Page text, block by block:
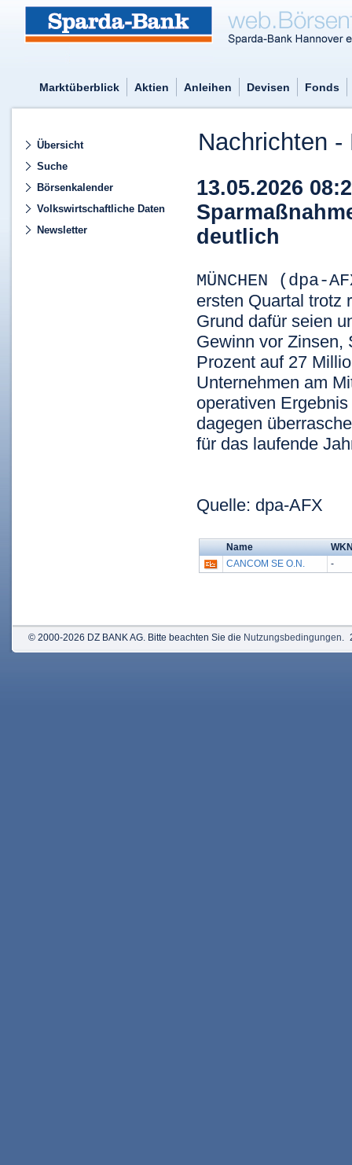
Marktüberblick Aktien Anleihen Devisen Fonds
Übersicht
Suche
Börsenkalender
Volkswirtschaftliche Daten
Newsletter
Nachrichten
13.05.2026
deutlich
MÜNCHEN
ersten Quartal trotz
Grund dafür seien
Gewinn vor Zinsen,
Prozent auf 27
Unternehmen am
operativen
dagegen
für das laufende
Quelle: dpa-AFX
Name
CANCOM SE O.N.
-
© 2000-2026 DZ BANK AG. Bitte beachten Sie die Nutzungsbedingungen.